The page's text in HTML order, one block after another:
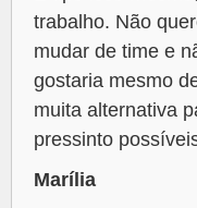
trabalho. Não
mudar de time e
gostaria mesmo
muita alternativa
pressinto
Marília